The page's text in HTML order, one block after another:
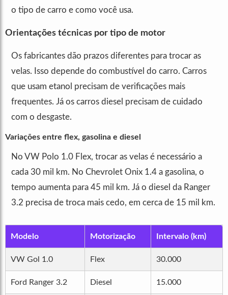
o tipo de carro e como você usa.
Orientações técnicas por tipo de motor
Os fabricantes dão prazos diferentes para trocar as
velas. Isso depende do combustível do carro. Carros
que usam etanol precisam de verificações mais
frequentes. Já os carros diesel precisam de cuidado
com o desgaste.
Variações entre flex, gasolina e diesel
No VW Polo 1.0 Flex, trocar as velas é necessário a
cada 30 mil km. No Chevrolet Onix 1.4 a gasolina, o
tempo aumenta para 45 mil km. Já o diesel da Ranger
3.2 precisa de troca mais cedo, em cerca de 15 mil km.
Modelo Motorização Intervalo (km)
VW Gol 1.0 Flex 30.000
Ford Ranger 3.2 Diesel 15.000